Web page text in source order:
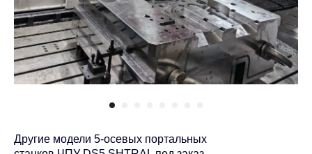
Другие модели 5-осевых портальных